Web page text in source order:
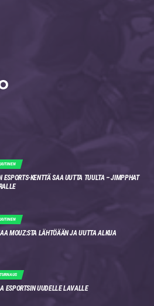
UUTINEN
ESPORTS-KENTTÄ SAA UUTTA TUULTA – JIMPPHAT
UUTINEN
MOUZ:STA LÄHTÖÄÄN JA UUTTA ALKUA
TURNAUS
ESPORTSIN UUDELLE LAVALLE